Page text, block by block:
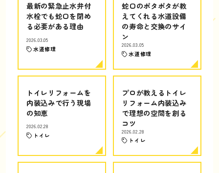
最新の緊急止水弁付
水栓でも蛇口を閉め
る必要がある理由
2026.03.05
水道修理
蛇口のポタポタが教
えてくれる水道設備
の寿命と交換のサイ
ン
2026.03.05
水道修理
トイレリフォームを
内装込みで行う現場
の知恵
2026.02.28
トイレ
プロが教えるトイレ
リフォーム内装込み
で理想の空間を創る
コツ
2026.02.28
トイレ